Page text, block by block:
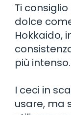
Ti
dolce
Hokkaido,
più intenso.
I ceci in
usare, ma